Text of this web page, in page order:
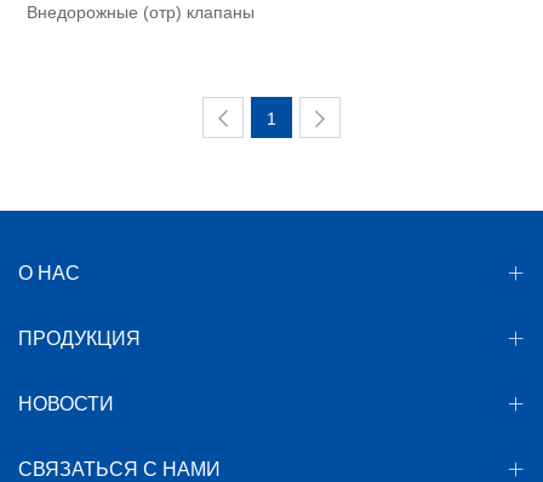
Внедорожные (отр) клапаны
1
О НАС
ПРОДУКЦИЯ
НОВОСТИ
СВЯЗАТЬСЯ С НАМИ